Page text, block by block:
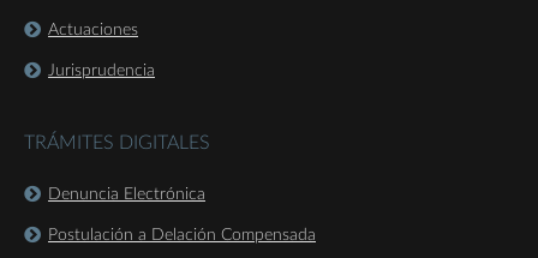
Actuaciones
Jurisprudencia
TRÁMITES DIGITALES
Denuncia Electrónica
Postulación a Delación Compensada